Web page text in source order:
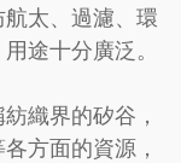
太、過濾、環
途十分廣泛。
織界的矽谷，
方面的資源，